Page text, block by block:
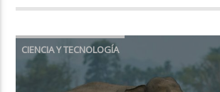
CIENCIA Y TECNOLOGÍA